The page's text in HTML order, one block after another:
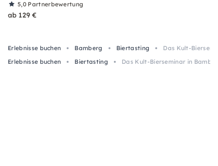
5,0 Partnerbewertung
ab 129 €
Erlebnisse buchen Bamberg Biertasting
Das Kult-
Erlebnisse buchen
Biertasting Das Kult-Bierseminar in